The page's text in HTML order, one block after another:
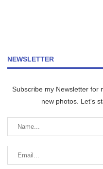
NEWSLETTER
Subscribe my Newsletter for
new photos. Let's